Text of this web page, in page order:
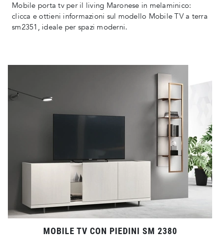
Mobile porta tv per il living Maronese in melaminico:
clicca e ottieni informazioni sul modello Mobile TV a terra
sm2351, ideale per spazi moderni.
MOBILE TV CON PIEDINI SM 2380